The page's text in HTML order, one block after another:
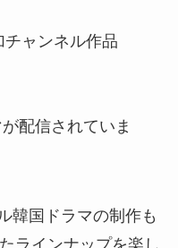
チャンネル作品
配信されていま
韓国ドラマの制作も
ラインナップを楽し